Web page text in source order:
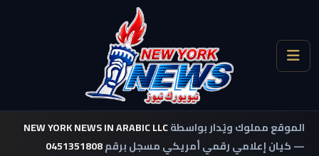
الموقع مملوك ويُدار بواسطةNEW YORK NEWS IN ARABIC LLC
— كيان إعلامي رقمي أمريكي مسجل برقم0451351808